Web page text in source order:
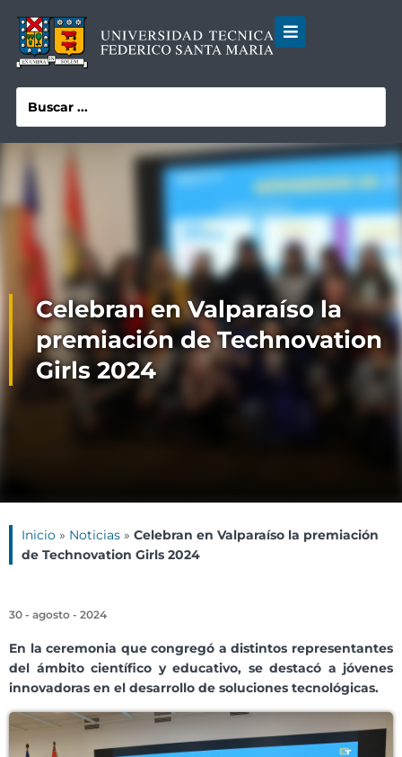
Celebran en Valparaíso la
premiación de Technovation
Girls 2024
Inicio » Noticias » Celebran en Valparaíso la premiación
de Technovation Girls 2024
30 - agosto - 2024
En la ceremonia que congregó a distintos representantes
del ámbito científico y educativo, se destacó a jóvenes
innovadoras en el desarrollo de soluciones tecnológicas.